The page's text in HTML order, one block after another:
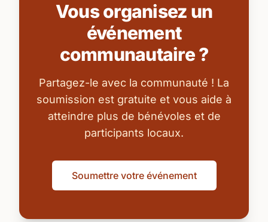
Vous organisez un
événement
communautaire ?
Partagez-le avec la communauté ! La
soumission est gratuite et vous aide à
atteindre plus de bénévoles et de
participants locaux.
Soumettre votre événement